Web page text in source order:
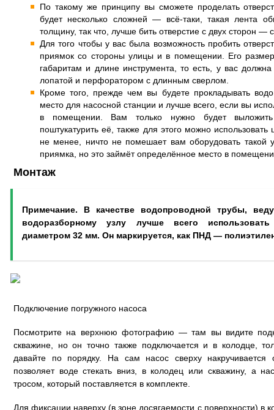
По такому же принципу вы сможете проделать
будет несколько сложней — всё-таки, такая лента
толщину, так что, лучше бить отверстие с двух сторон
Для того чтобы у вас была возможность пробить
приямок со стороны улицы и в помещении. Его
габаритам и длине инструмента, то есть, у вас
лопатой и перфоратором с длинным сверлом.
Кроме того, прежде чем вы будете прокладывать
место для насосной станции и лучше всего, если вы
в помещении. Вам только нужно будет
поштукатурить её, также для этого можно
не менее, ничто не помешает вам оборудовать такой
приямка, но это займёт определённое место в
Монтаж
Примечание. В качестве водопроводной трубы,
водоразборному узлу лучше всего
диаметром 32 мм. Он маркируется, как ПНД —
Подключение погружного насоса
Посмотрите на верхнюю фотографию — там вы видите
скважине, но он точно также подключается и в колодце,
давайте по порядку. На сам насос сверху
позволяет воде стекать вниз, в колодец или скважину, а
тросом, который поставляется в комплекте.
Для фиксации наверху (в зоне досягаемости с поверхности) в